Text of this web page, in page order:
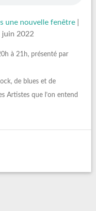
une nouvelle fenêtre
juin 2022
à 21h, présenté par
de blues et de
Artistes que l’on entend